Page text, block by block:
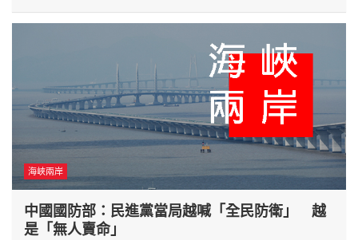
海峽兩岸
中國國防部：民進黨當局越喊「全民防衛」 越
是「無人賣命」